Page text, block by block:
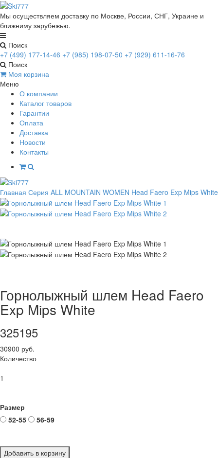
Мы осуществляем доставку по Москве, России, СНГ, Украине и
ближниму зарубежью.
Поиск
+7 (499) 177-14-46 +7 (985) 198-07-50 +7 (929) 611-16-76
Поиск
Моя корзина
Меню
О компании
Каталог товаров
Гарантии
Оплата
Доставка
Новости
Контакты
Главная Серия ALL MOUNTAIN WOMEN Head Faero Exp Mips White
Горнолыжный шлем Head Faero
Exp Mips White
325195
30900 руб.
Количество
1
Размер
52-55
56-59
Добавить в корзину